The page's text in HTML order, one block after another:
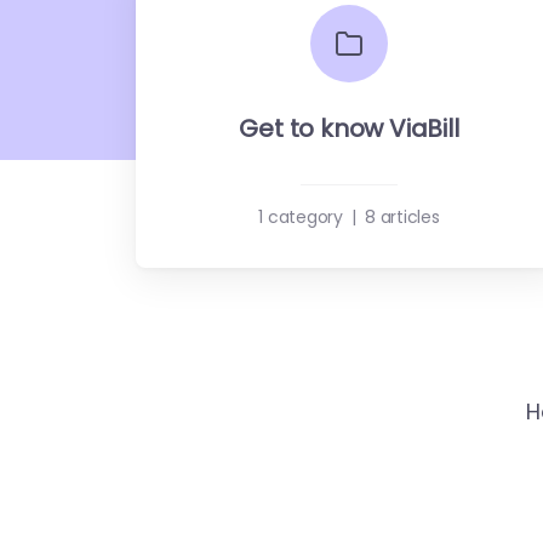
Get to know ViaBill
1 category | 8 articles